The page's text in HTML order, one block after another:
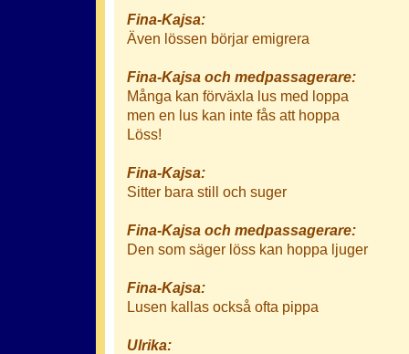
Fina-Kajsa:
Även lössen börjar emigrera
Fina-Kajsa och medpassagerare:
Många kan förväxla lus med loppa
men en lus kan inte fås att hoppa
Löss!
Fina-Kajsa:
Sitter bara still och suger
Fina-Kajsa och medpassagerare:
Den som säger löss kan hoppa ljuger
Fina-Kajsa:
Lusen kallas också ofta pippa
Ulrika: